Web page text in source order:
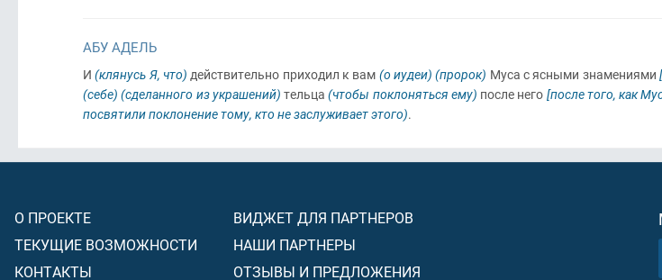
АБУ АДЕЛЬ
И(клянусь Я, что) действительно приходил к вам (о иудеи) (пророк) Муса с ясными знамениями
(себе) (сделанного из украшений) тельца(чтобы поклоняться ему) после него [после того, как
посвятили поклонение тому, кто не заслуживает этого).
О ПРОЕКТЕ
ТЕКУЩИЕ ВОЗМОЖНОСТИ
КОНТАКТЫ
ВИДЖЕТ ДЛЯ ПАРТНЕРОВ
НАШИ ПАРТНЕРЫ
ОТЗЫВЫ И ПРЕДЛОЖЕНИЯ